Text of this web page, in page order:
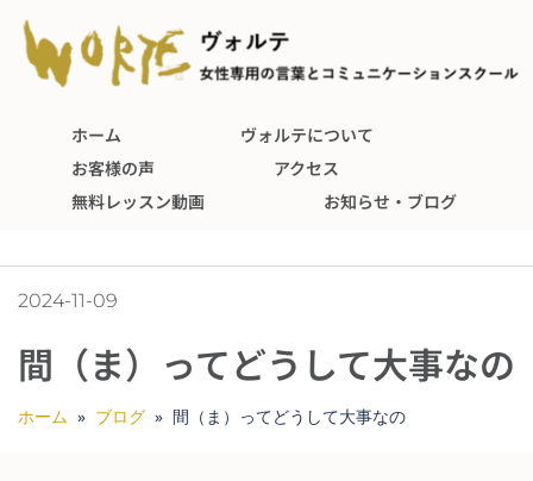
ホーム
ヴォルテについて
お客様の声
アクセス
無料レッスン動画
お知らせ・ブログ
2024-11-09
間（ま）ってどうして大事なの
ホーム » ブログ » 間（ま）ってどうして大事なの